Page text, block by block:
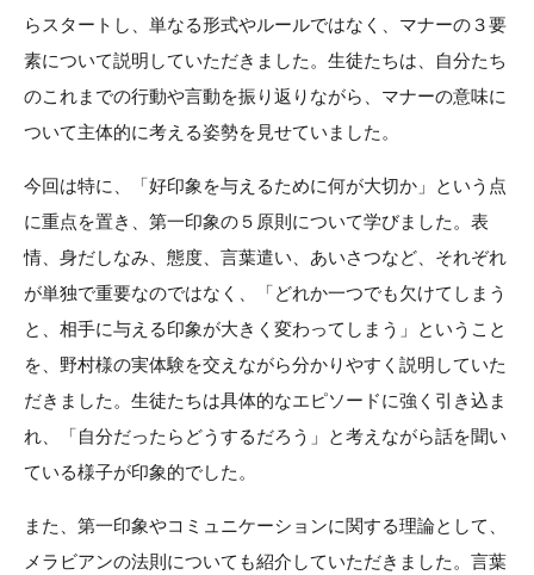
らスタートし、単なる形式やルールではなく、マナーの３要
素について説明していただきました。生徒たちは、自分たち
のこれまでの行動や言動を振り返りながら、マナーの意味に
ついて主体的に考える姿勢を見せていました。
今回は特に、「好印象を与えるために何が大切か」という点
に重点を置き、第一印象の５原則について学びました。表
情、身だしなみ、態度、言葉遣い、あいさつなど、それぞれ
が単独で重要なのではなく、「どれか一つでも欠けてしまう
と、相手に与える印象が大きく変わってしまう」ということ
を、野村様の実体験を交えながら分かりやすく説明していた
だきました。生徒たちは具体的なエピソードに強く引き込ま
れ、「自分だったらどうするだろう」と考えながら話を聞い
ている様子が印象的でした。
また、第一印象やコミュニケーションに関する理論として、
メラビアンの法則についても紹介していただきました。言葉